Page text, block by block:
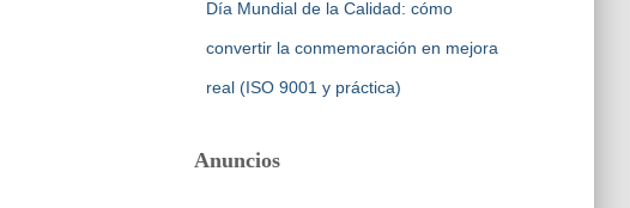
Día Mundial de la Calidad: cómo
convertir la conmemoración en mejora
real (ISO 9001 y práctica)
Anuncios